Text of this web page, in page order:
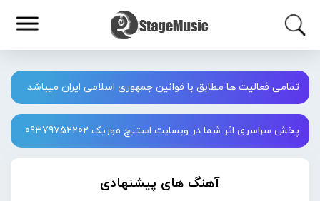
تمامی فعالیت ها مطابق با قوانین جمهوری اسلامی ایران میباشد
پخش سراسری اثر شما در وبسایت استیج موزیک 09379752202
آهنگ های پیشنهادی